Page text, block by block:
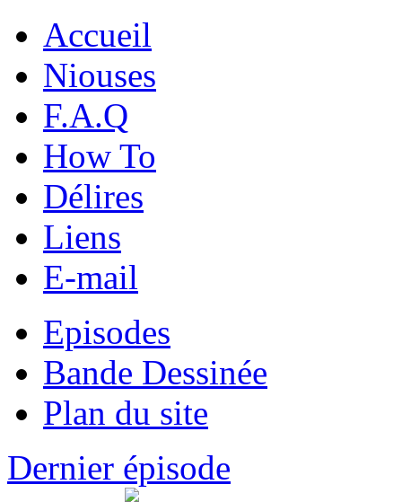
Accueil
Niouses
F.A.Q
How To
Délires
Liens
E-mail
Episodes
Bande Dessinée
Plan du site
Dernier épisode